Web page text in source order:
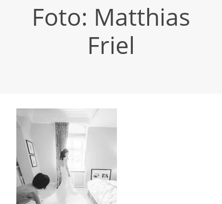
Foto: Matthias
Friel